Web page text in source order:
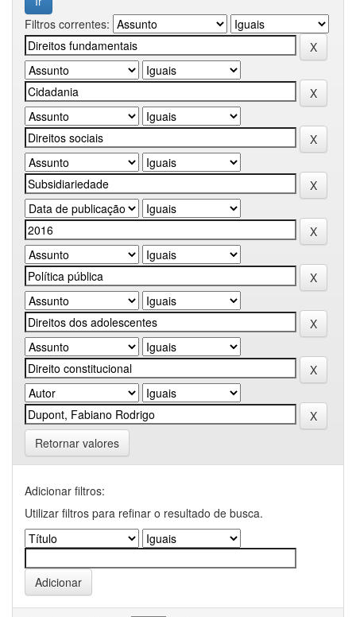
Filtros correntes:
Retornar valores
Adicionar filtros:
Utilizar filtros para refinar o resultado de busca.